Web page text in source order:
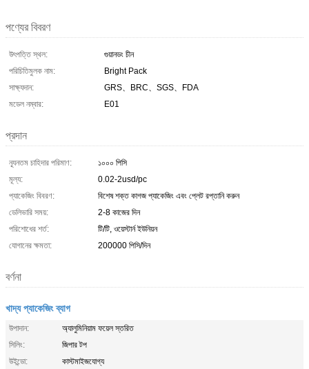
পণ্যের বিবরণ
উৎপত্তি স্থল:
গুয়ানডং চীন
পরিচিতিমুলক নাম:
Bright Pack
সাক্ষ্যদান:
GRS、BRC、SGS、FDA
মডেল নম্বার:
E01
প্রদান
ন্যূনতম চাহিদার পরিমাণ:
১০০০ পিসি
মূল্য:
0.02-2usd/pc
প্যাকেজিং বিবরণ:
বিশেষ শক্ত কাগজ প্যাকেজিং এবং প্লেট রপ্তানি করুন
ডেলিভারি সময়:
2-8 কাজের দিন
পরিশোধের শর্ত:
টি/টি, ওয়েস্টার্ন ইউনিয়ন
যোগানের ক্ষমতা:
200000 পিসি/দিন
বর্ণনা
খাদ্য প্যাকেজিং ব্যাগ
উপাদান:
অ্যালুমিনিয়াম ফয়েল স্তরিত
সিলিং:
জিপার টপ
উইন্ডো:
কাস্টমাইজযোগ্য